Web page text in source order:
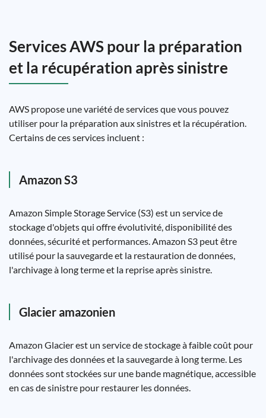
Services AWS pour la préparation
et la récupération après sinistre
AWS propose une variété de services que vous pouvez
utiliser pour la préparation aux sinistres et la récupération.
Certains de ces services incluent :
Amazon S3
Amazon Simple Storage Service (S3) est un service de
stockage d'objets qui offre évolutivité, disponibilité des
données, sécurité et performances. Amazon S3 peut être
utilisé pour la sauvegarde et la restauration de données,
l'archivage à long terme et la reprise après sinistre.
Glacier amazonien
Amazon Glacier est un service de stockage à faible coût pour
l'archivage des données et la sauvegarde à long terme. Les
données sont stockées sur une bande magnétique, accessible
en cas de sinistre pour restaurer les données.